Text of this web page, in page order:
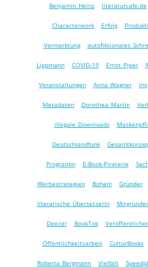
Benjamin Heinz literaturcafe.de
Characterwork Erfolg
Vermarktung autofiktionales
Lippmann COVID-19 Ernst Piper
Veranstaltungen Anna Wagner
Metadaten Dorothea Martin
illegale Downloads
Deutschlandfunk
Programm E-Book-Piraterie
Werbestrategien Bohem Gründer
literarische Übersetzerin
Deezer BookTok
Öffentlichkeitsarbeit CulturBooks
Roberta Bergmann Vielfalt